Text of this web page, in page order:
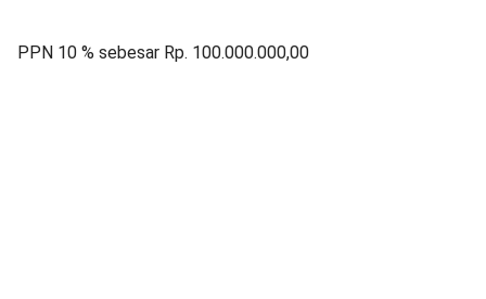
PPN 10 % sebesar Rp. 100.000.000,00